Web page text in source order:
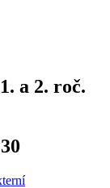
a 2. roč.